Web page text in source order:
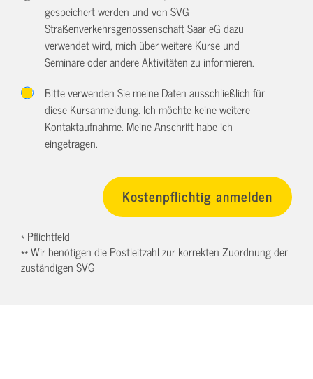
gespeichert werden und von SVG
Straßenverkehrsgenossenschaft Saar eG dazu
verwendet wird, mich über weitere Kurse und
Seminare oder andere Aktivitäten zu informieren.
Bitte verwenden Sie meine Daten ausschließlich für
diese Kursanmeldung. Ich möchte keine weitere
Kontaktaufnahme. Meine Anschrift habe ich
eingetragen.
* Pflichtfeld
** Wir benötigen die Postleitzahl zur korrekten Zuordnung der
zuständigen SVG